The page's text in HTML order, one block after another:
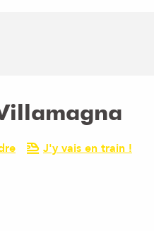
J'y vais en train !